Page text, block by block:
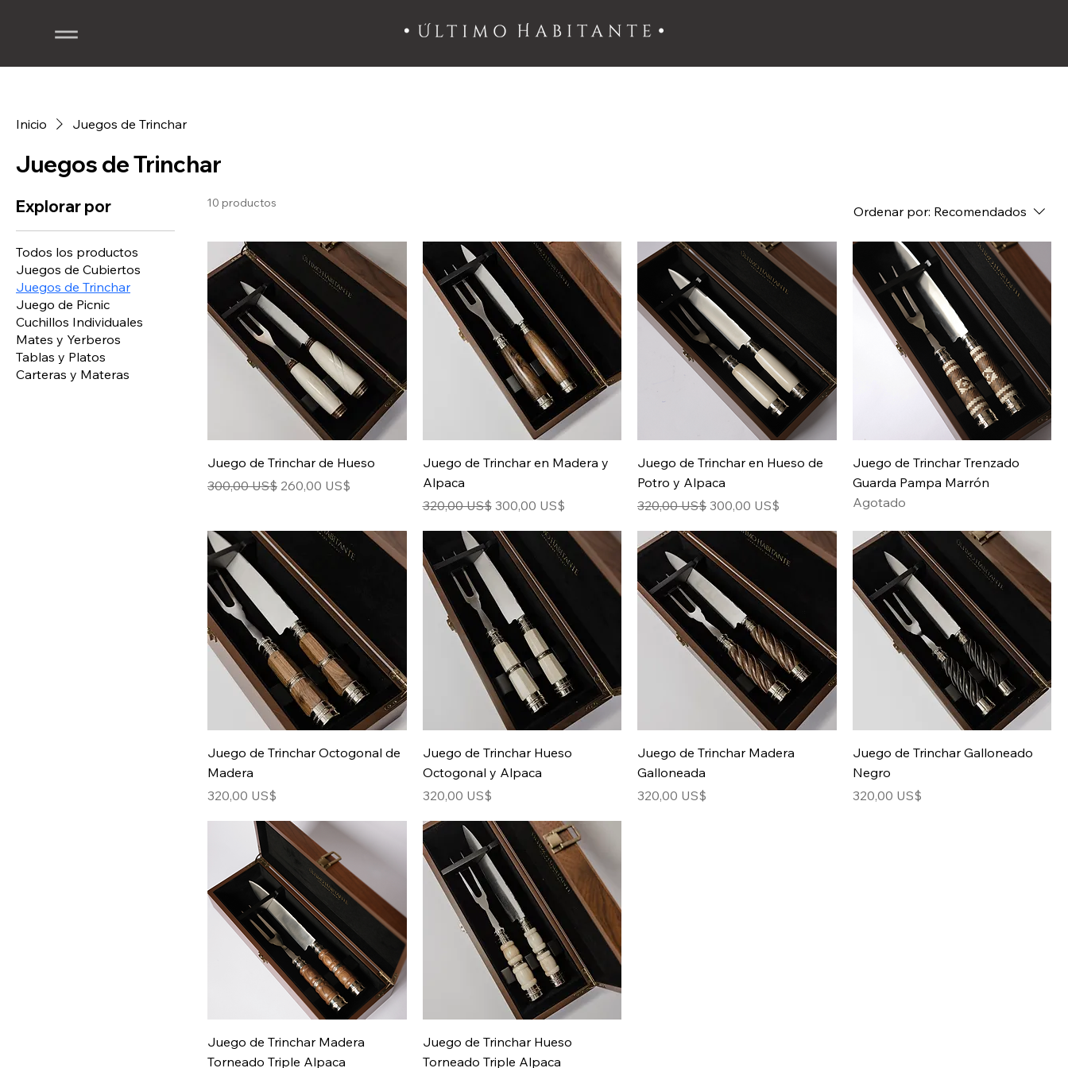
Inicio Juegos de Trinchar
Juegos de Trinchar
Explorar por
Todos los productos
Juegos de Cubiertos
Juegos de Trinchar
Juego de Picnic
Cuchillos Individuales
Mates y Yerberos
Tablas y Platos
Carteras y Materas
10 productos
Ordenar por: Recomendados
Juego de Trinchar de Hueso
Precio
300,00 US$ Precio de oferta
260,00 US$
Juego de Trinchar en Madera y
Alpaca
Precio
320,00 US$ Precio de oferta
300,00 US$
Juego de Trinchar en Hueso de
Potro y Alpaca
Precio
320,00 US$ Precio de oferta
300,00 US$
Juego de Trinchar Trenzado
Guarda Pampa Marrón
Agotado
Juego de Trinchar Octogonal de
Madera
Precio
320,00 US$
Juego de Trinchar Hueso
Octogonal y Alpaca
Precio
320,00 US$
Juego de Trinchar Madera
Galloneada
Precio
320,00 US$
Juego de Trinchar Galloneado
Negro
Precio
320,00 US$
Juego de Trinchar Madera
Torneado Triple Alpaca
Juego de Trinchar Hueso
Torneado Triple Alpaca